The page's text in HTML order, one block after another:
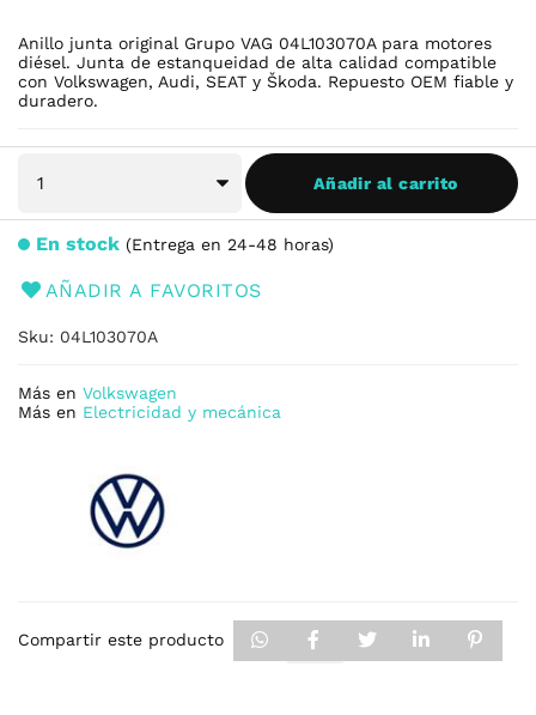
Anillo junta original Grupo VAG 04L103070A para motores
diésel. Junta de estanqueidad de alta calidad compatible
con Volkswagen, Audi, SEAT y Škoda. Repuesto OEM fiable y
duradero.
Añadir al carrito
AÑADIR A FAVORITOS
En stock Entrega en 24-48 horas
Sku 04L103070A
Más en Volkswagen
Más en Electricidad y mecánica
Compartir este producto